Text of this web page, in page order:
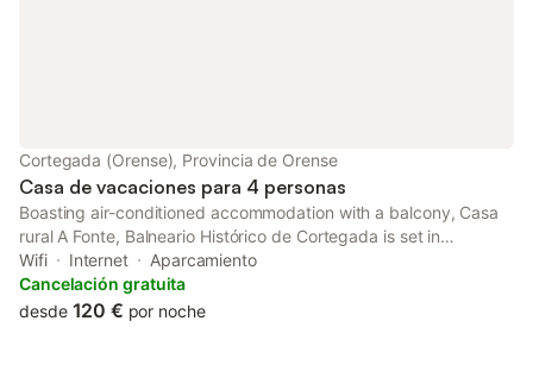
Cortegada (Orense), Provincia de Orense
Casa de vacaciones para 4 personas
Boasting air-conditioned accommodation with a balcony, Casa
rural A Fonte, Balneario Histórico de Cortegada is set in
Cortegada. With lake views, this accommodation offers a patio.
Wifi Internet
Aparcamiento
Cancelación gratuita
desde 120 € por noche